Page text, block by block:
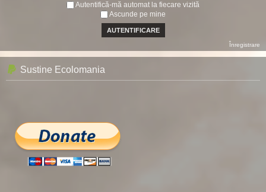
Autentifică-mă automat la fiecare vizită
Ascunde pe mine
Înregistrare
Sustine Ecolomania